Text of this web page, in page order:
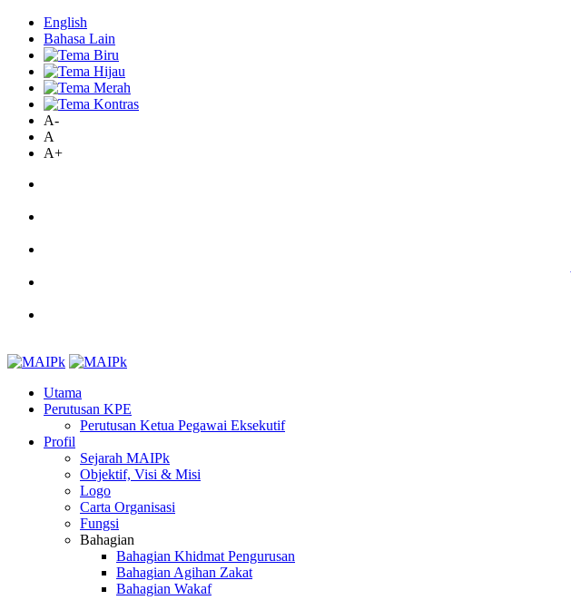
English
Bahasa Lain
A-
A
A+
Utama
Perutusan KPE
Perutusan Ketua Pegawai Eksekutif
Profil
Sejarah MAIPk
Objektif, Visi & Misi
Logo
Carta Organisasi
Fungsi
Bahagian
Bahagian Khidmat Pengurusan
Bahagian Agihan Zakat
Bahagian Wakaf